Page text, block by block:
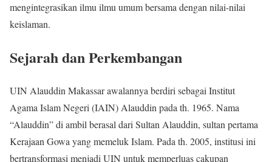
mengintegrasikan ilmu ilmu umum bersama dengan nilai-nilai
keislaman.
Sejarah dan Perkembangan
UIN Alauddin Makassar awalannya berdiri sebagai Institut
Agama Islam Negeri (IAIN) Alauddin pada th. 1965. Nama
“Alauddin” di ambil berasal dari Sultan Alauddin, sultan pertama
Kerajaan Gowa yang memeluk Islam. Pada th. 2005, institusi ini
bertransformasi menjadi UIN untuk memperluas cakupan